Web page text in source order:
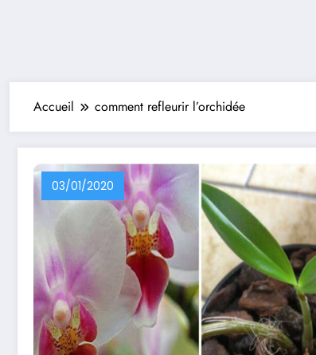
Accueil comment refleurir l’orchidée
03/01/2020